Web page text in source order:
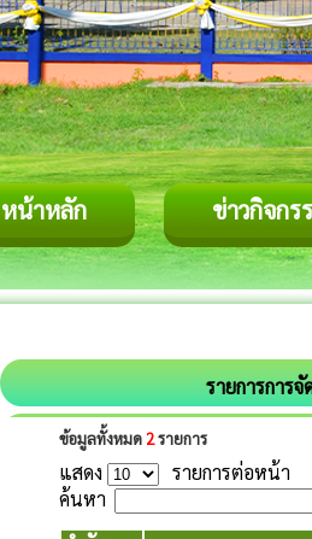
หน้าหลัก ข่าวกิจกร
รายการการ
ข้อมูลทั้งหมด 2รายการ
แสดง
รายการต่อหน้า
ค้นหา